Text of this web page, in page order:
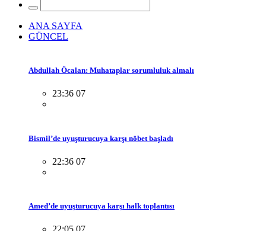
ANA SAYFA
GÜNCEL
Abdullah Öcalan: Muhataplar sorumluluk almalı
23:36 07
Bismil’de uyuşturucuya karşı nöbet başladı
22:36 07
Amed’de uyuşturucuya karşı halk toplantısı
22:05 07